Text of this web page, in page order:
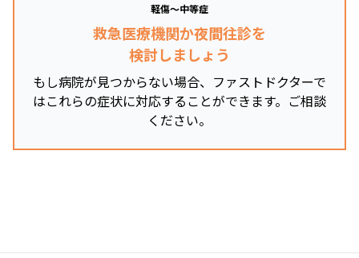
軽傷～中等症
救急医療機関か夜間往診を
検討しましょう
もし病院が見つからない場合、ファストドクターで
はこれらの症状に対応することができます。ご相談
ください。